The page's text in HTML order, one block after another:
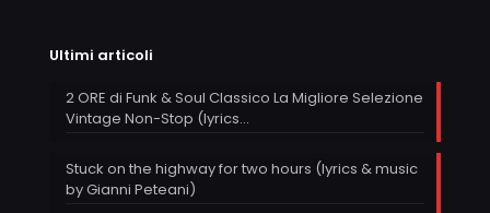
Ultimi articoli
2 ORE di Funk & Soul Classico La Migliore Selezione
Vintage Non-Stop (lyrics…
Stuck on the highway for two hours (lyrics & music
by Gianni Peteani)